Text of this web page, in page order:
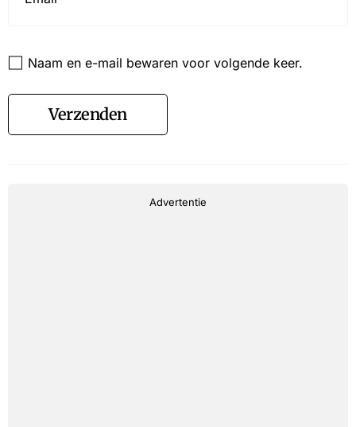
Naam en e-mail bewaren voor volgende keer.
Verzenden
Advertentie